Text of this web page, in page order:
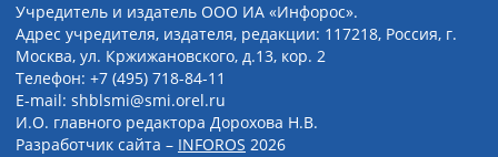
Учредитель и издатель ООО ИА «Инфорос».
Адрес учредителя, издателя, редакции: 117218, Россия, г.
Москва, ул. Кржижановского, д.13, кор. 2
Телефон: +7 (495) 718-84-11
E-mail: shblsmi@smi.orel.ru
И.О. главного редактора Дорохова Н.В.
Разработчик сайта – INFOROS 2026